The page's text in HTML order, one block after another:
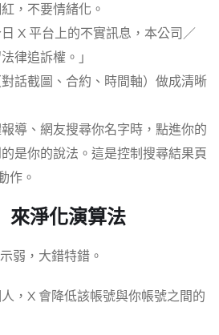
，不要情緒化。
日 X 平台上的不實訊息，本公司／
律追訴權。」
對話截圖、合約、時間軸）做成清晰
報導、網友搜尋你名字時，點進你的
是你的說法。這是控制搜尋結果頁
作。
來淨化演算法
弱，大錯特錯。
人，X 會降低該帳號與你帳號之間的